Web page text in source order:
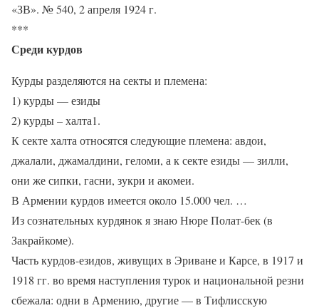
«ЗВ». № 540, 2 апреля 1924 г.
***
Среди курдов
Курды разделяются на секты и племена:
1) курды — езиды
2) курды – халта1.
К секте халта относятся следующие племена: авдои,
джалали, джамалдини, геломи, а к секте езиды — зилли,
они же сипки, гасни, зукри и акомеи.
В Армении курдов имеется около 15.000 чел. …
Из сознательных курдянок я знаю Нюре Полат-бек (в
Закрайкоме).
Часть курдов-езидов, живущих в Эриване и Карсе, в 1917 и
1918 гг. во время наступления турок и национальной резни
сбежала: одни в Армению, другие — в Тифлисскую